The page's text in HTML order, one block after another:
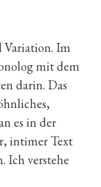
Variation. Im
mit dem
darin. Das
es in der
intimer Text
Ich verstehe